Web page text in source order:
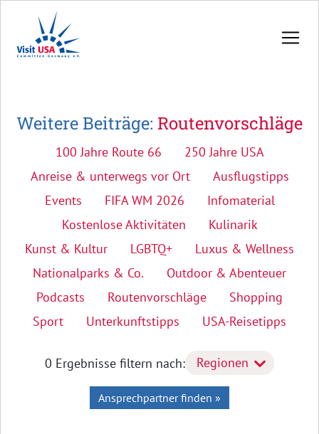
Weitere Beiträge: Routenvorschläge
100 Jahre Route 66
250 Jahre USA
Anreise & unterwegs vor Ort
Ausflugstipps
Events
FIFA WM 2026
Infomaterial
Kostenlose Aktivitäten
Kulinarik
Kunst & Kultur
LGBTQ+
Luxus & Wellness
Nationalparks & Co.
Outdoor & Abenteuer
Podcasts
Routenvorschläge
Shopping
Sport
Unterkunftstipps USA-Reisetipps
0 Ergebnisse filtern nach: Regionen
Ansprechpartner finden »